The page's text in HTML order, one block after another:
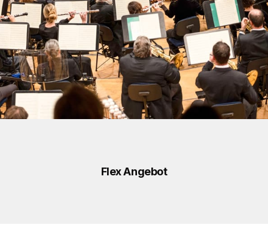
Flex Angebot